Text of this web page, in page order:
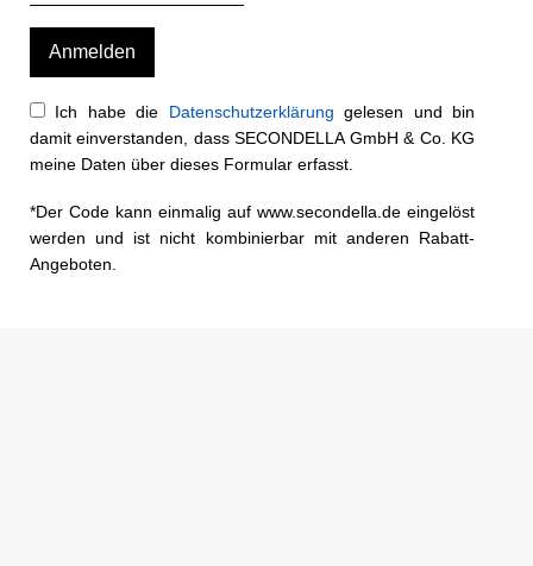
Ich habe die Datenschutzerklärung gelesen und bin
damit einverstanden, dass SECONDELLA GmbH & Co. KG
meine Daten über dieses Formular erfasst.
*Der Code kann einmalig auf www.secondella.de eingelöst
werden und ist nicht kombinierbar mit anderen Rabatt-
Angeboten.